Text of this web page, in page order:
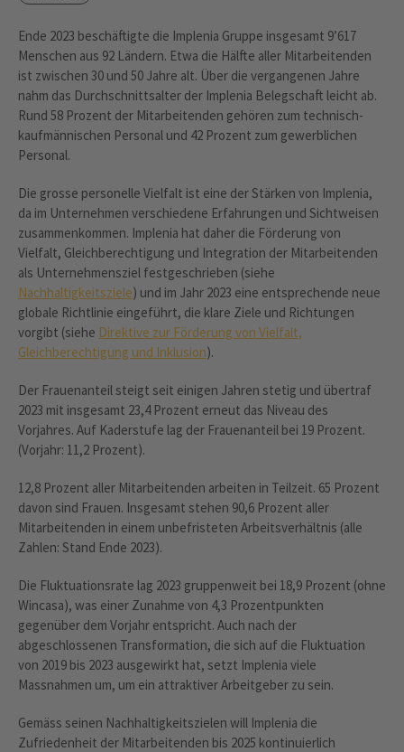
Ende 2023 beschäftigte die Implenia Gruppe insgesamt 9’617
Menschen aus 92 Ländern. Etwa die Hälfte aller Mitarbeitenden
ist zwischen 30 und 50 Jahre alt. Über die vergangenen Jahre
nahm das Durchschnittsalter der Implenia Belegschaft leicht ab.
Rund 58 Prozent der Mitarbeitenden gehören zum technisch-
kaufmännischen Personal und 42 Prozent zum gewerblichen
Personal.
Die grosse personelle Vielfalt ist eine der Stärken von Implenia,
da im Unternehmen verschiedene Erfahrungen und Sichtweisen
zusammenkommen. Implenia hat daher die Förderung von
Vielfalt, Gleichberechtigung und Integration der Mitarbeitenden
als Unternehmensziel festgeschrieben (siehe
Nachhaltigkeitsziele) und im Jahr 2023 eine entsprechende neue
globale Richtlinie eingeführt, die klare Ziele und Richtungen
vorgibt (siehe Direktive zur Förderung von Vielfalt,
Gleichberechtigung und Inklusion).
Der Frauenanteil steigt seit einigen Jahren stetig und übertraf
2023 mit insgesamt 23,4 Prozent erneut das Niveau des
Vorjahres. Auf Kaderstufe lag der Frauenanteil bei 19 Prozent.
(Vorjahr: 11,2 Prozent).
12,8 Prozent aller Mitarbeitenden arbeiten in Teilzeit. 65 Prozent
davon sind Frauen. Insgesamt stehen 90,6 Prozent aller
Mitarbeitenden in einem unbefristeten Arbeitsverhältnis (alle
Zahlen: Stand Ende 2023).
Die Fluktuationsrate lag 2023 gruppenweit bei 18,9 Prozent (ohne
Wincasa), was einer Zunahme von 4,3 Prozentpunkten
gegenüber dem Vorjahr entspricht. Auch nach der
abgeschlossenen Transformation, die sich auf die Fluktuation
von 2019 bis 2023 ausgewirkt hat, setzt Implenia viele
Massnahmen um, um ein attraktiver Arbeitgeber zu sein.
Gemäss seinen Nachhaltigkeitszielen will Implenia die
Zufriedenheit der Mitarbeitenden bis 2025 kontinuierlich